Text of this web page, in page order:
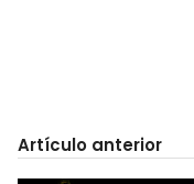
Artículo anterior